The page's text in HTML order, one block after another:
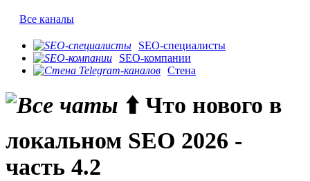
Все каналы
SEO-специалисты
SEO-компании
Стена
⬆️ Что нового в
локальном SEO 2026 -
часть 4.2